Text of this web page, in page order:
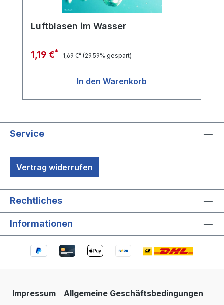
Luftblasen im Wasser
1,19 €* 1,69 €* (29.59% gespart)
In den Warenkorb
Service
Vertrag widerrufen
Rechtliches
Informationen
Impressum
Allgemeine Geschäftsbedingungen